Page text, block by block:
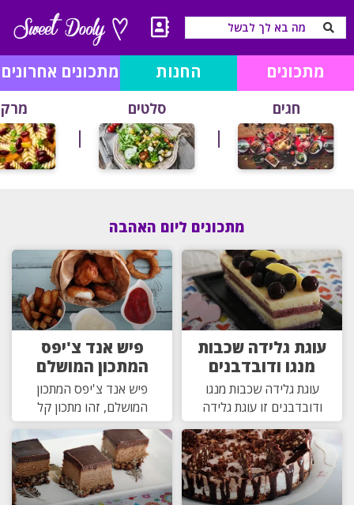
מתכונים החנות מתכונים אחרונים
חגים סלטים
מתכונים ליום האהבה
עוגת גלידה שכבות
מנגו ודובדבנים
עוגת גלידה שכבות מנגו
ודובדבנים זו עוגת גלידה
פיש אנד צ'יפס
המתכון המושלם
פיש אנד צ'יפס המתכון
המושלם, זהו מתכון קל